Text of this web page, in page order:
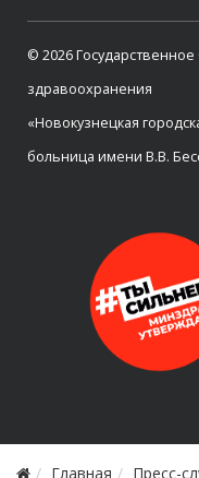
© 2026
здравоохранения
«Новокузнецкая
больница имени В.В.
Главная Пресс-